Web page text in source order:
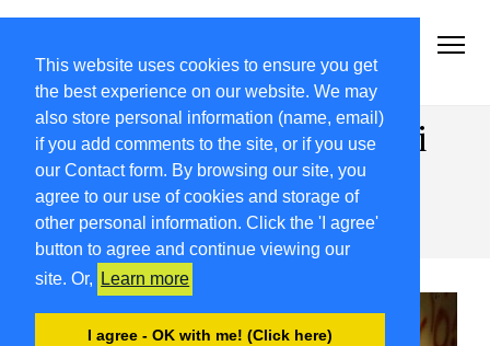
This website uses cookies to ensure you get
the best experience on our website. We may
also store personal information (name, email)
if you add comments to the site, or if you use
our Contact form. By browsing our site, you
agree to our use of cookies and storage of
other personal information. Click the 'I agree'
button to agree and continue viewing our
site. Or,
Learn more
I agree - OK with me! (Click here)
#Cultura #Turismo #Eventi #Territorio-FVG
Play e musicisti emergenti, i
sei finalisti saranno oggi in
gara a Città Fiera